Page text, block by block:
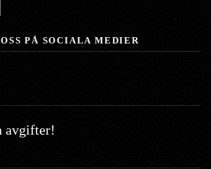
PÅ SOCIALA MEDIER
avgifter!